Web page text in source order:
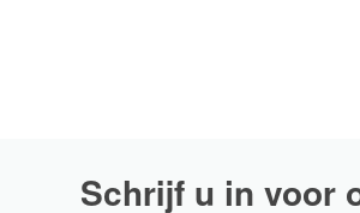
Schrijf u in voor